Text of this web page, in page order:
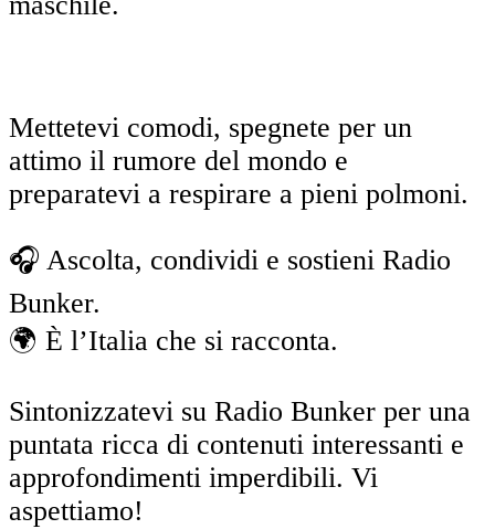
Mettetevi comodi, spegnete per un
attimo il rumore del mondo e
preparatevi a respirare a pieni polmoni.
🎧 Ascolta, condividi e sostieni Radio
Bunker.
🌍 È l’Italia che si racconta.
Sintonizzatevi su Radio Bunker per una
puntata ricca di contenuti interessanti e
approfondimenti imperdibili. Vi
aspettiamo!